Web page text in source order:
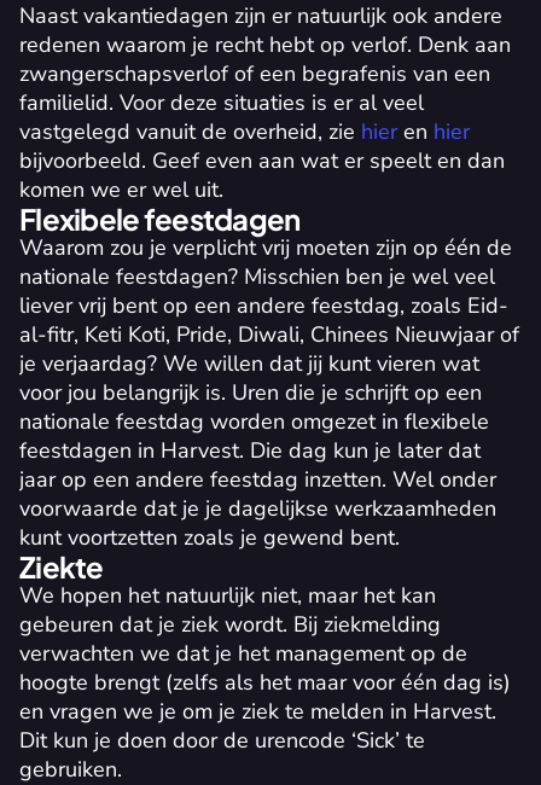
Naast vakantiedagen zijn er natuurlijk ook andere
redenen waarom je recht hebt op verlof. Denk aan
zwangerschapsverlof of een begrafenis van een
familielid. Voor deze situaties is er al veel
vastgelegd vanuit de overheid, zie hier en hier
bijvoorbeeld. Geef even aan wat er speelt en dan
komen we er wel uit.
Flexibele feestdagen
Waarom zou je verplicht vrij moeten zijn op één de
nationale feestdagen? Misschien ben je wel veel
liever vrij bent op een andere feestdag, zoals Eid-
al-fitr, Keti Koti, Pride, Diwali, Chinees Nieuwjaar of
je verjaardag? We willen dat jij kunt vieren wat
voor jou belangrijk is. Uren die je schrijft op een
nationale feestdag worden omgezet in flexibele
feestdagen in Harvest. Die dag kun je later dat
jaar op een andere feestdag inzetten. Wel onder
voorwaarde dat je je dagelijkse werkzaamheden
kunt voortzetten zoals je gewend bent.
Ziekte
We hopen het natuurlijk niet, maar het kan
gebeuren dat je ziek wordt. Bij ziekmelding
verwachten we dat je het management op de
hoogte brengt (zelfs als het maar voor één dag is)
en vragen we je om je ziek te melden in Harvest.
Dit kun je doen door de urencode ‘Sick’ te
gebruiken.